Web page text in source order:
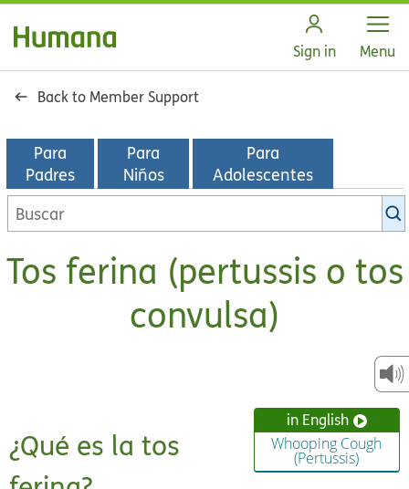
Sign in Open
Menu
Back to Member Support
Para
Padres
Para
Niños
Para
Adolescentes
Buscar
en
biblioteca
Tos ferina (pertussis o tos
convulsa)
in English
Whooping Cough
(Pertussis)
¿Qué es la tos